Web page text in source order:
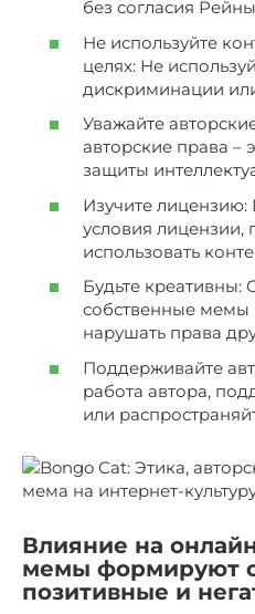
без согласия
Не используйте
целях: Не
дискриминации
Уважайте
авторские права –
защиты
Изучите лицензию:
условия лицензии,
использовать
Будьте креативны:
собственные мемы
нарушать права
Поддерживайте
работа автора,
или
Влияние на
мемы формируют
позитивные и